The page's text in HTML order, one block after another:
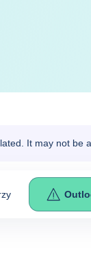
It may not be